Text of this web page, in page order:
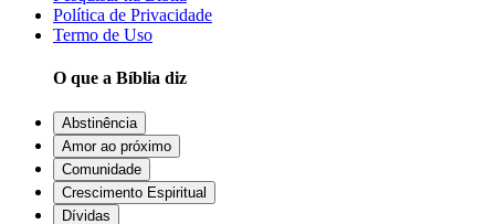
Política de Privacidade
Termo de Uso
O que a Bíblia diz
Abstinência
Amor ao próximo
Comunidade
Crescimento Espiritual
Dívidas